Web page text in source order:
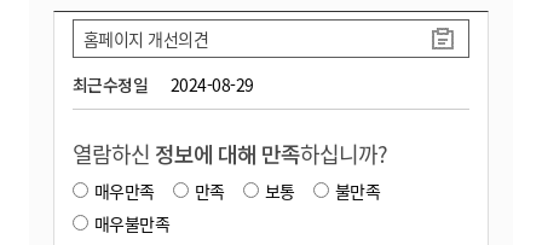
최근수정일 2024-08-29
홈페이지 개선의견
열람하신 정보에 대해 만족하십니까?
매우만족 만족 보통
불만족
매우불만족